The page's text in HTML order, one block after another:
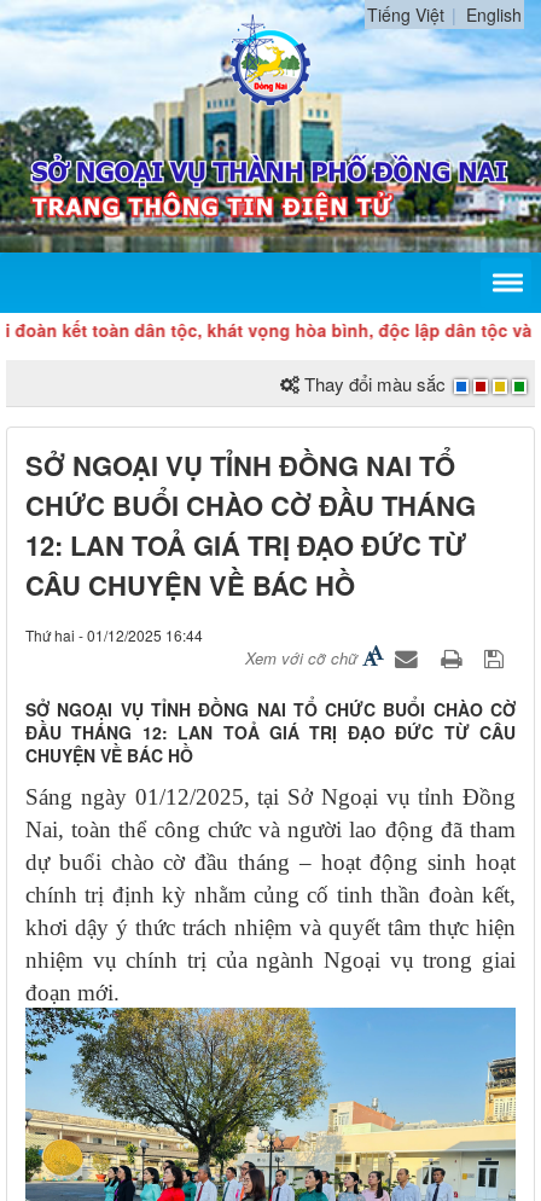
Tiếng Việt English
kết toàn dân tộc, khát vọng hòa bình, độc lập dân tộc và ý
Thay đổi màu sắc
SỞ NGOẠI VỤ TỈNH ĐỒNG NAI TỔ
CHỨC BUỔI CHÀO CỜ ĐẦU THÁNG
12: LAN TOẢ GIÁ TRỊ ĐẠO ĐỨC TỪ
CÂU CHUYỆN VỀ BÁC HỒ
Thứ hai - 01/12/2025 16:44
Xem với cỡ chữ
SỞ NGOẠI VỤ TỈNH ĐỒNG NAI TỔ CHỨC BUỔI CHÀO CỜ
ĐẦU THÁNG 12: LAN TOẢ GIÁ TRỊ ĐẠO ĐỨC TỪ CÂU
CHUYỆN VỀ BÁC HỒ
Sáng ngày 01/12/2025, tại Sở Ngoại vụ tỉnh Đồng
Nai, toàn thể công chức và người lao động đã tham
dự buổi chào cờ đầu tháng – hoạt động sinh hoạt
chính trị định kỳ nhằm củng cố tinh thần đoàn kết,
khơi dậy ý thức trách nhiệm và quyết tâm thực hiện
nhiệm vụ chính trị của ngành Ngoại vụ trong giai
đoạn mới.